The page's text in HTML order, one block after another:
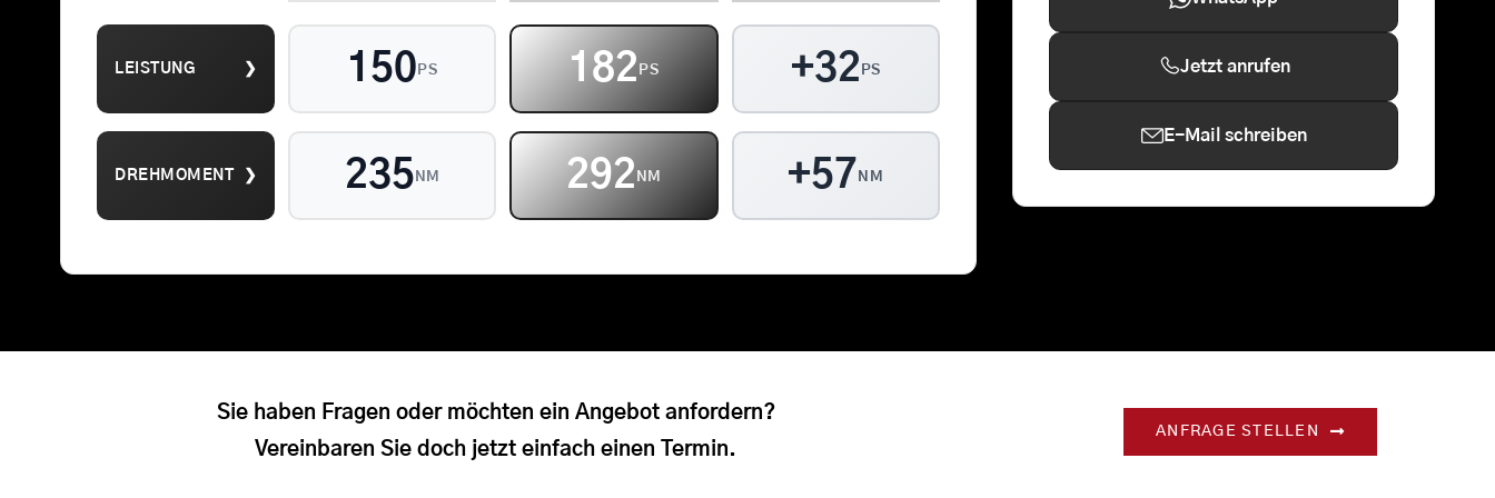
Kontakt
LEISTUNG ❯ 150 PS 182 PS +32 PS
DREHMOMENT ❯ 235 NM 292 NM +57 NM
Jetzt anrufen
E-Mail schreiben
Sie haben Fragen oder möchten ein Angebot anfordern?
Vereinbaren Sie doch jetzt einfach einen Termin.
ANFRAGE STELLEN